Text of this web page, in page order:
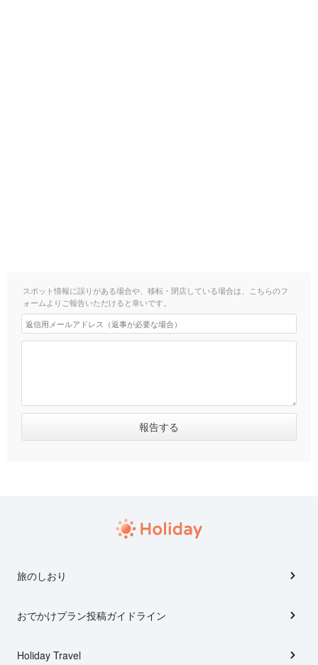
スポット情報に誤りがある場合や、移転・閉店している場合は、こちらのフ
ォームよりご報告いただけると幸いです。
旅のしおり
おでかけプラン投稿ガイドライン
Holiday Travel